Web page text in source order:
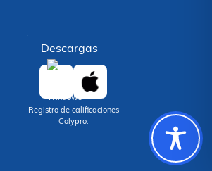
Descargas
Registro de calificaciones
Colypro.